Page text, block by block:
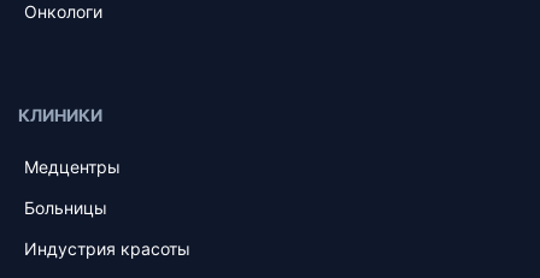
Онкологи
КЛИНИКИ
Медцентры
Больницы
Индустрия красоты